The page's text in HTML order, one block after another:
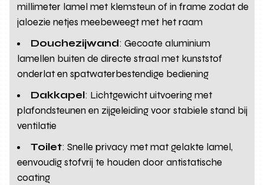
millimeter lamel met klemsteun of in frame zodat de
jaloezie netjes meebeweegt met het raam
Douchezijwand: Gecoate aluminium
lamellen buiten de directe straal met kunststof
onderlat en spatwaterbestendige bediening
Dakkapel: Lichtgewicht uitvoering met
plafondsteunen en zijgeleiding voor stabiele stand bij
ventilatie
Toilet: Snelle privacy met mat gelakte lamel,
eenvoudig stofvrij te houden door antistatische
coating